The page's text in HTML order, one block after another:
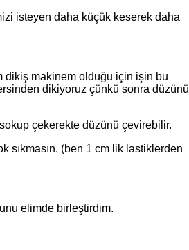
isteyen daha küçük keserek daha
dikiş makinem olduğu için işin bu
dikiyoruz çünkü sonra düzünü
çekerekte düzünü çevirebilir.
sıkmasın. (ben 1 cm lik lastiklerden
elimde birleştirdim.